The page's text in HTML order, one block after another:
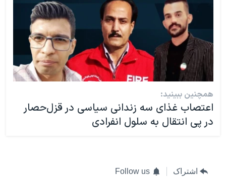
همچنین ببینید:
اعتصاب غذای سه زندانی سیاسی در قزل‌حصار
در پی انتقال به سلول انفرادی
اشتراک Follow us